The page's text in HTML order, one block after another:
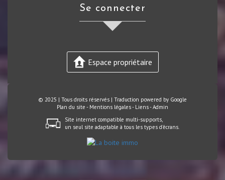
Se connecter
Espace propriétaire
© 2025 | Tous droits réservés | Traduction powered by Google
Plan du site - Mentions légales- Liens-Admin
Site internet compatible multi-supports,
un seul site adaptable à tous les types d'écrans.